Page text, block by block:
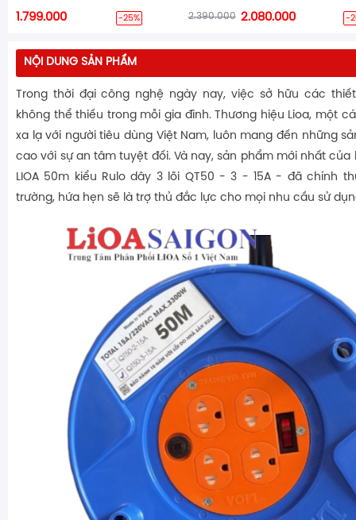
1.799.000 -25% 2.390.000 2.080.000 -
NỘI DUNG SẢN PHẨM
Trong thời đại công nghệ ngày nay, việc sở hữu các
không thể thiếu trong mỗi gia đình. Thương hiệu Lioa, một
xa lạ với người tiêu dùng Việt Nam, luôn mang đến những
cao với sự an tâm tuyệt đối. Và nay, sản phẩm mới nhất
LIOA 50m kiểu Rulo dây 3 lõi QT50 - 3 - 15A - đã chính
trường, hứa hẹn sẽ là trợ thủ đắc lực cho mọi nhu cầu sử